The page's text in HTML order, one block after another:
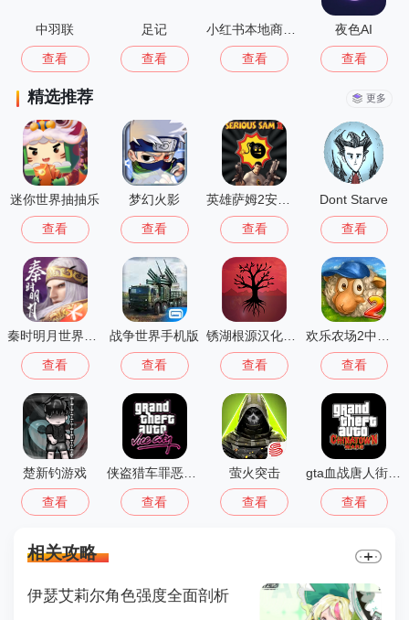
中羽联
查看
足记
查看 查看
夜色AI
查看
精选推荐 更多
迷你世界抽抽乐
查看
梦幻火影
查看 查看
Dont Starve
查看
秦时明月世界测试服
查看
战争世界手机版
查看
锈湖根源汉化版 3.1.5
查看
欢乐农场2中文版
查看
楚新钓游戏
查看 查看
萤火突击
查看 查看
相关攻略
伊瑟艾莉尔角色强度全面剖析